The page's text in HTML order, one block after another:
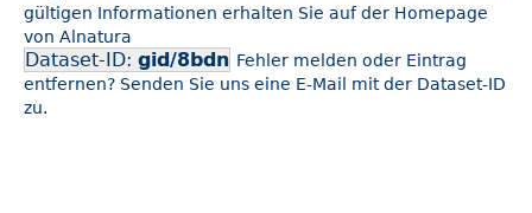
gültigen Informationen erhalten Sie auf der Homepage
von Alnatura
Dataset-ID: gid/8bdn Fehler melden oder Eintrag
entfernen? Senden Sie uns eine E-Mail mit der Dataset-ID
zu.